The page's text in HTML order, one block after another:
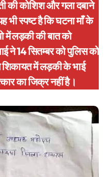
की कोशिश और गला दबाने
भी स्पष्ट है कि घटना माँ के
में लड़की की बात को
ने 14 सितम्बर को पुलिस को
शिकायत में लड़की के भाई
का जिक्र नहीं है।